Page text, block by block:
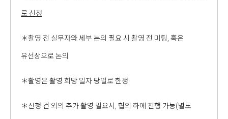
로 신청
＊촬영 전 실무자와 세부 논의 필요 시 촬영 전 미팅, 혹은
유선상으로 논의
＊촬영은 촬영 희망 일자 당일로 한정
＊신청 건 외의 추가 촬영 필요시, 협의 하에 진행 가능(별도